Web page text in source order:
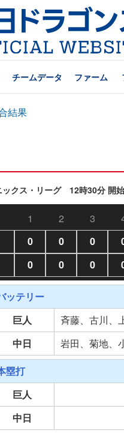
チームデータ ファーム
結果
クス・リーグ 12時30分 開始
1 2 3
0 0 0
0 0 0
ッテリー
巨人
斉藤、古川
中日
岩田、菊地
塁打
巨人
中日